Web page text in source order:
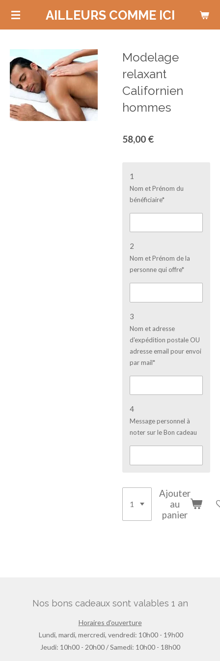
Passer
principal
AILLEURS COMME ICI
Modelage
relaxant
Californien
hommes
58,00 €
1
Nom et Prénom du
bénéficiaire*
2
Nom et Prénom de la
personne qui offre*
3
Nom et adresse
d'expédition postale OU
adresse email pour envoi
par mail*
4
Message personnel à
noter sur le Bon cadeau
Ajouter
au
panier
Nos bons cadeaux sont valables 1 an
Horaires d'ouverture
Lundi, mardi, mercredi, vendredi: 10h00 - 19h00
Jeudi: 10h00 - 20h00 / Samedi: 10h00 - 18h00